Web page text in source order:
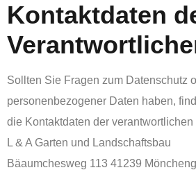
Kontaktdaten
Sollten Sie Fragen zum Datenschutz
personenbezogener Daten haben,
die Kontaktdaten der
L & A Garten und Landschaftsbau
Bäaumchesweg 113 41239